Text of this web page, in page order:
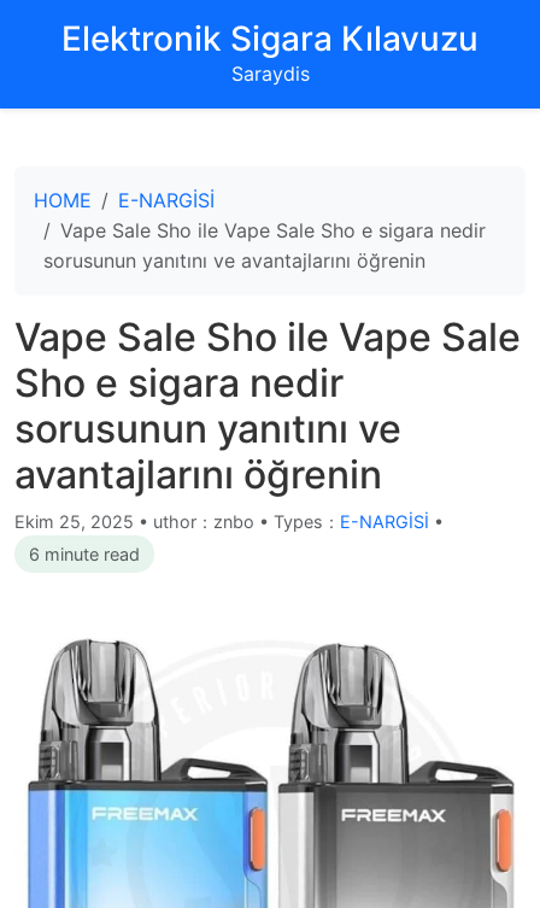
‌Elektronik Sigara Kılavuzu‌
Saraydis
HOME
E-NARGİSİ
Vape Sale Sho ile Vape Sale Sho e sigara nedir
sorusunun yanıtını ve avantajlarını öğrenin
Vape Sale Sho ile Vape Sale
Sho e sigara nedir
sorusunun yanıtını ve
avantajlarını öğrenin
Ekim 25, 2025 • uthor：znbo • Types： E-NARGİSİ •
6 minute read